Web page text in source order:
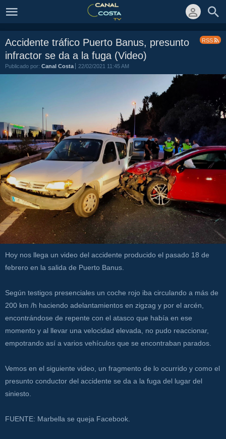
RSS
Accidente tráfico Puerto Banus, presunto
infractor se da a la fuga (Video)
Publicado por: Canal Costa 22/02/2021 11:45 AM
Hoy nos llega un video del accidente producido el pasado 18 de
febrero en la salida de Puerto Banus.
Según testigos presenciales un coche rojo iba circulando a más de
200 km /h haciendo adelantamientos en zigzag y por el arcén,
encontrándose de repente con el atasco que había en ese
momento y al llevar una velocidad elevada, no pudo reaccionar,
empotrando así a varios vehículos que se encontraban parados.
Vemos en el siguiente video, un fragmento de lo ocurrido y como el
presunto conductor del accidente se da a la fuga del lugar del
siniesto.
FUENTE: Marbella se queja Facebook.